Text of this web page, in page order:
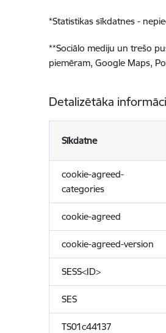
*Statistikas sīkdatnes -
**Sociālo mediju un trešo
piemēram, Google Maps,
Detalizētāka
Sīkdatne
cookie-agreed-
categories
cookie-agreed
cookie-agreed-version
SESS<ID>
SES
TS01c44137